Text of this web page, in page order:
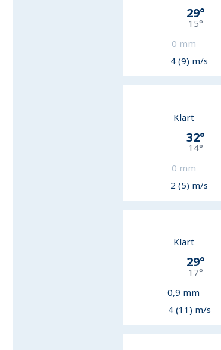
29°
15°
0 mm
4 (9) m/s
Klart
32°
14°
0 mm
2 (5) m/s
Klart
29°
17°
0,9 mm
4 (11) m/s